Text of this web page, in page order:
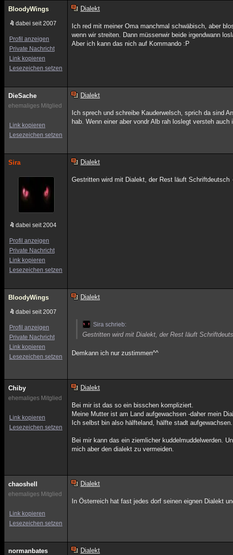
BloodyWings
dabei seit 2007
Profil anzeigen
Private Nachricht
Link kopieren
Lesezeichen setzen
Dialekt
Ich red mit meiner Oma manchmal schwäbisch, aber
wenn wir streiten. Dann müssenwir beide irgendwann
Aber ich kann das nich auf Kommando :P
DieSache
ehemaliges Mitglied
Link kopieren
Lesezeichen setzen
Dialekt
Ich sprech und schreibe Kauderwelsch, sprich da sind
hab. Wenn einer aber vondr Alb rah loslegt versteh
Sira
dabei seit 2004
Profil anzeigen
Private Nachricht
Link kopieren
Lesezeichen setzen
Dialekt
Gestritten wird mit Dialekt, der Rest läuft Schriftdeutsch
BloodyWings
dabei seit 2007
Profil anzeigen
Private Nachricht
Link kopieren
Lesezeichen setzen
Dialekt
Sira schrieb:
Gestritten wird mit Dialekt, der Rest läuft
Demkann ich nur zustimmen^^
Chiby
ehemaliges Mitglied
Link kopieren
Lesezeichen setzen
Dialekt
Bei mir ist das so ein bisschen kompliziert.
Meine Mutter ist am Land aufgewachsen -daher mein
Ich selbst bin also hälfteland, hälfte stadt aufgewachsen.
Bei mir kann das ein ziemlicher kuddelmuddelwerden.
mich aber den dialekt zu vermeiden.
chaoshell
ehemaliges Mitglied
Link kopieren
Lesezeichen setzen
Dialekt
In Österreich hat fast jedes dorf seinen eignen Dialekt
normanbates Dialekt